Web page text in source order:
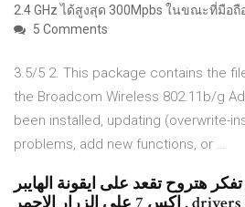
2.4 GHz ได้สูงสุด 300Mpbs ในขณะที่มือถื
5 Comments
3.5/5 2. This package contains the
the Broadcom Wireless 802.11b/g
been installed, updating (overwrite-
problems, add new functions, or …
هتروح تقعد على ايقونة الهايبر